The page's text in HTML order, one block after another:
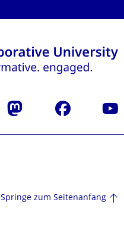
Mastodon Facebook
Springe zum Seitenanfang